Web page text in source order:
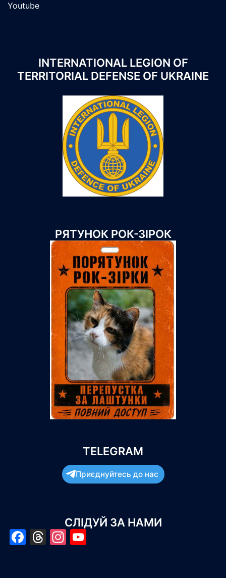
Youtube
INTERNATIONAL LEGION OF
TERRITORIAL DEFENSE OF UKRAINE
РЯТУНОК РОК-ЗІРОК
TELEGRAM
Приєднуйтесь до нас
СЛІДУЙ ЗА НАМИ
Facebook
Threads
Instagram